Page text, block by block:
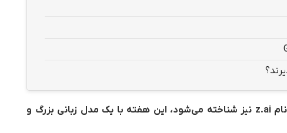
استارتاپ هوش مصنوعی چینی Zhupai که با نام z.ai نیز شناخته می‌شود، این هفته با یک مدل زبانی بزرگ و